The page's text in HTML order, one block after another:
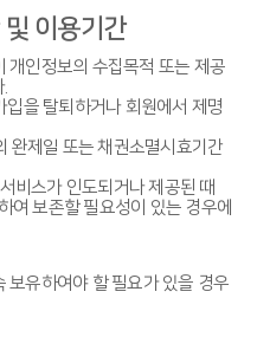
이용기간
개인정보의 수집목적 또는 제공
을 탈퇴하거나 회원에서 제명
완제일 또는 채권소멸시효기간
비스가 인도되거나 제공된 때
여 보존할 필요성이 있는 경우에
보유하여야 할 필요가 있을 경우